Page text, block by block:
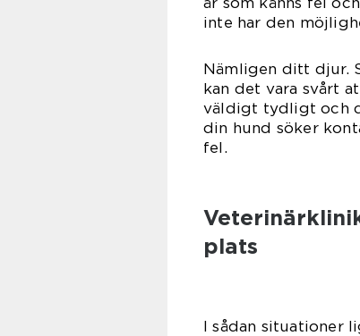
inte har den
Nämligen ditt djur.
kan det vara svårt
väldigt tydligt och
din hund söker
plats
I sådan situationer